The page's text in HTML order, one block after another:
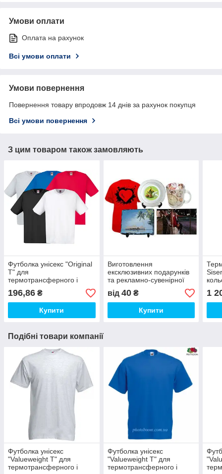
Умови оплати
Оплата на рахунок
Всі умови оплати
Умови повернення
Повернення товару впродовж 14 днів за рахунок покупця
Всі умови повернення
З цим товаром також замовляють
Футболка унісекс "Original
T" для
термотрансферного і
прямого друку
196,86 ₴
Купити
Виготовлення
ексклюзивних подарунків
та рекламно-сувенірної
продукції (друк на чашках,
футболках і т. д)
від 40₴
Купити
1
Подібні товари компанії
Футболка унісекс
"Valueweight T" для
термотрансферного і
Футболка унісекс
"Valueweight T" для
термотрансферного і